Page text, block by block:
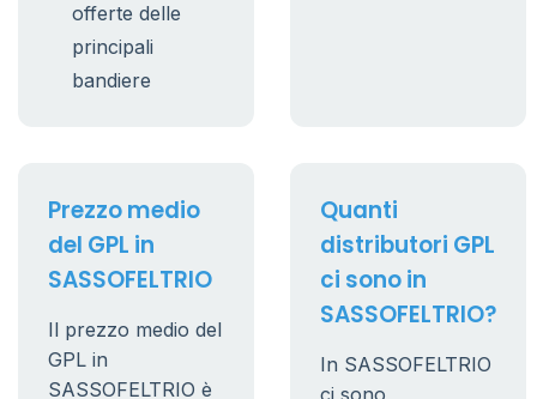
offerte delle
principali
bandiere
Prezzo medio
del GPL in
SASSOFELTRIO
Il prezzo medio del
GPL in
SASSOFELTRIO è
Quanti
distributori GPL
ci sono in
SASSOFELTRIO?
In SASSOFELTRIO
ci sono